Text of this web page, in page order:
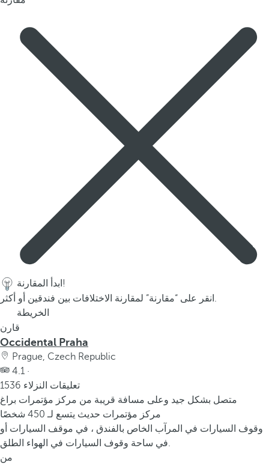
ابدأ المقارنة!
انقر على “مقارنة” لمقارنة الاختلافات بين فندقين أو أكثر.
الخريطة
قارن
Occidental Praha
Prague, Czech Republic
4.1 ·
1536 تعليقات النزلاء
متصل بشكل جيد وعلى مسافة قريبة من مركز مؤتمرات براغ
مركز مؤتمرات حديث يتسع لـ 450 شخصًا
وقوف السيارات في المرآب الخاص بالفندق ، في موقف السيارات أو
في ساحة وقوف السيارات في الهواء الطلق.
من